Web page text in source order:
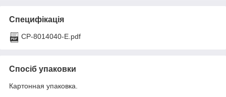
Специфікація
CP-8014040-E.pdf
Спосіб упаковки
Картонная упаковка.